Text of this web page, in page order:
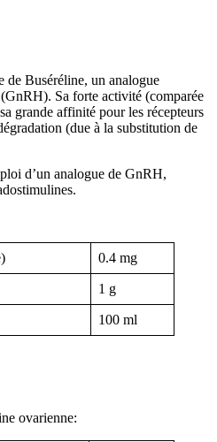
de Buséréline, un analogue
Sa forte activité (comparée
grande affinité pour les récepteurs
(due à la substitution de
d’un analogue de GnRH,
0.4 mg
1 g
100 ml
ovarienne: